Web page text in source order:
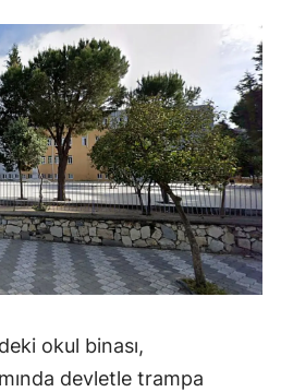
okul binası,
devletle trampa